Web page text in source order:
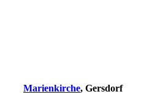
Marienkirche, Gersdorf